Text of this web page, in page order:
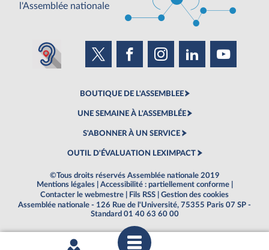
l'Assemblée nationale
BOUTIQUE DE L'ASSEMBLEE
UNE SEMAINE À L'ASSEMBLÉE
S'ABONNER À UN SERVICE
OUTIL D'ÉVALUATION LEXIMPACT
©Tous droits réservés Assemblée nationale 2019
Mentions légales
Accessibilité : partiellement conforme
Contacter le webmestre
Fils RSS
Gestion des cookies
Assemblée nationale - 126 Rue de l'Université, 75355 Paris 07 SP -
Standard 01 40 63 60 00